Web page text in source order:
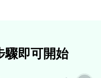
驟即可開始